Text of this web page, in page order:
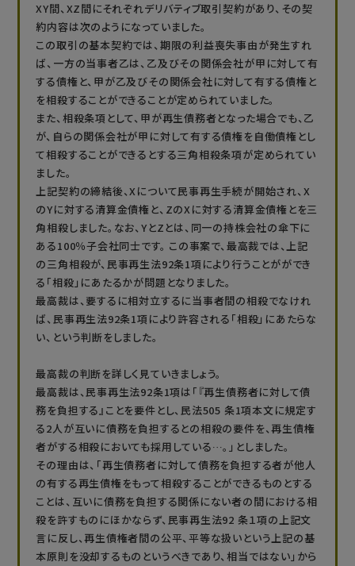
XY間、XZ間にそれぞれデリバティブ取引契約があり、その契
約内容は次のようになっていました。
この取引の基本契約では、期限の利益喪失事由が発生すれ
ば、一方の当事者乙は、乙及びその関係会社が甲に対して有
する債権と、甲が乙及びその関係会社に対して有する債権と
を相殺することができることが定められていました。
また、相殺条項として、甲が再生債務者となった場合でも、乙
が、自らの関係会社が甲に対して有する債権を自働債権とし
て相殺することができるとする三角相殺条項が定められてい
ました。
上記契約の締結後、Xについて民事再生手続が開始され、X
のYに対する清算金債権と、ZのXに対する清算金債権とを三
角相殺しました。なお、YとZとは、同一の持株会社の傘下に
ある100％子会社同士です。 この事案で、最高裁では、上記
の三角相殺が、民事再生法92条1項により行うことがができ
る「相殺」にあたるかが問題となりました。
最高裁は、要するに相対立するに当事者間の相殺でなけれ
ば、民事再生法92条1項により許容される「相殺」にあたらな
い、という判断をしました。
最高裁の判断を詳しく見ていきましょう。
最高裁は、民事再生法92条1項は「『再生債務者に対して債
務を負担する』ことを要件とし、民法505 条1項本文に規定す
る2人が互いに債務を負担するとの相殺の要件を、再生債権
者がする相殺においても採用している…。」としました。
その理由は、「再生債務者に対して債務を負担する者が他人
の有する再生債権をもって相殺することができるものとする
ことは、互いに債務を負担する関係にない者の間における相
殺を許すものにほかならず、民事再生法92 条１項の上記文
言に反し、再生債権者間の公平、平等な扱いという上記の基
本原則を没却するものというべきであり、相当ではない」から